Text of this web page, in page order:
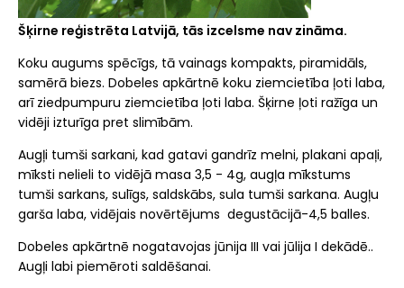
Šķirne reģistrēta Latvijā, tās izcelsme nav zināma.
Koku augums spēcīgs, tā vainags kompakts, piramidāls,
samērā biezs. Dobeles apkārtnē koku ziemcietība ļoti laba,
arī ziedpumpuru ziemcietība ļoti laba. Šķirne ļoti ražīga un
vidēji izturīga pret slimībām.
Augļi tumši sarkani, kad gatavi gandrīz melni, plakani apaļi,
mīksti nelieli to vidējā masa 3,5 - 4g, augļa mīkstums
tumši sarkans, sulīgs, saldskābs, sula tumši sarkana. Augļu
garša laba, vidējais novērtējums degustācijā-4,5 balles.
Dobeles apkārtnē nogatavojas jūnija III vai jūlija I dekādē..
Augļi labi piemēroti saldēšanai.